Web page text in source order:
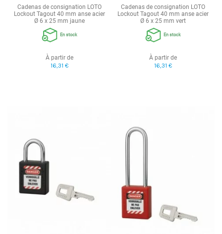
Cadenas de consignation LOTO
Lockout Tagout 40 mm anse acier
Ø 6 x 25 mm jaune
En stock
À partir de
16,31 €
Cadenas de consignation LOTO
Lockout Tagout 40 mm anse acier
Ø 6 x 25 mm vert
En stock
À partir de
16,31 €